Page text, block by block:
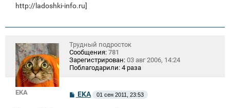
http://ladoshki-info.ru]
EKA
Трудный подросток
Сообщения: 781
Зарегистрирован: 03 авг 2006, 14:24
Поблагодарили: 4 раза
СEKA 01 сен 2011, 23:53